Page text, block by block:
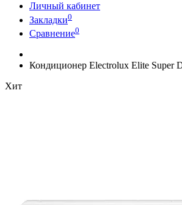
Личный кабинет
Закладки0
Сравнение0
Кондиционер Electrolux Elite Super
Хит